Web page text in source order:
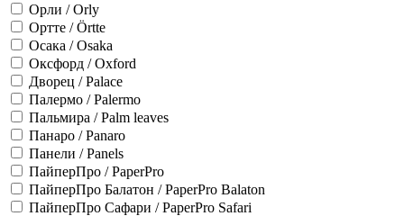
Орли / Orly
Ортте / Örtte
Осака / Osaka
Оксфорд / Oxford
Дворец / Palace
Палермо / Palermo
Пальмира / Palm leaves
Панаро / Panaro
Панели / Panels
ПайперПро / PaperPro
ПайперПро Балатон / PaperPro Balaton
ПайперПро Сафари / PaperPro Safari